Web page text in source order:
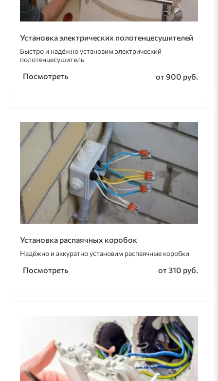
Установка электрических полотенцесушителей
Быстро и надёжно установим электрический
полотенцесушитель
Посмотреть от 900 руб.
Установка распаячных коробок
Надёжно и аккуратно установим распаячные коробки
Посмотреть от 310 руб.